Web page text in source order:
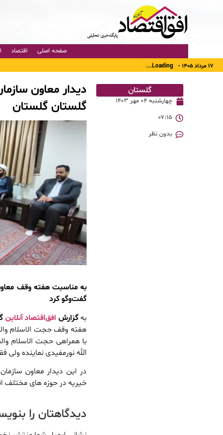
صفحه اصلی اقتصاد
۱۷ مرداد ۱۴۰۵ - Loading...
گلستان
چهارشنبه ۰۴ مهر ۱۴۰۳
۰۷:۱۵
بدون نظر
دیدار معاون
گلستان گلستان
به مناسبت هفته وقف معاون
گفت‌وگو کرد
به گزارش افق‌اقتصاد آنلاین
هفته وقف حجت الاسلام
با همراهی حجت الاسلام
الله نورمفیدی نماینده
در این دیدار معاون
خیریه در حوزه های مختلف
دیدگاهتان را